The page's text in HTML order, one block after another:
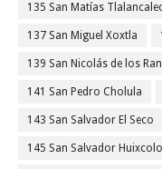
135 San Matías
137 San Miguel Xoxtla
139 San Nicolás de los
141 San Pedro Cholula
143 San Salvador El Seco
145 San Salvador